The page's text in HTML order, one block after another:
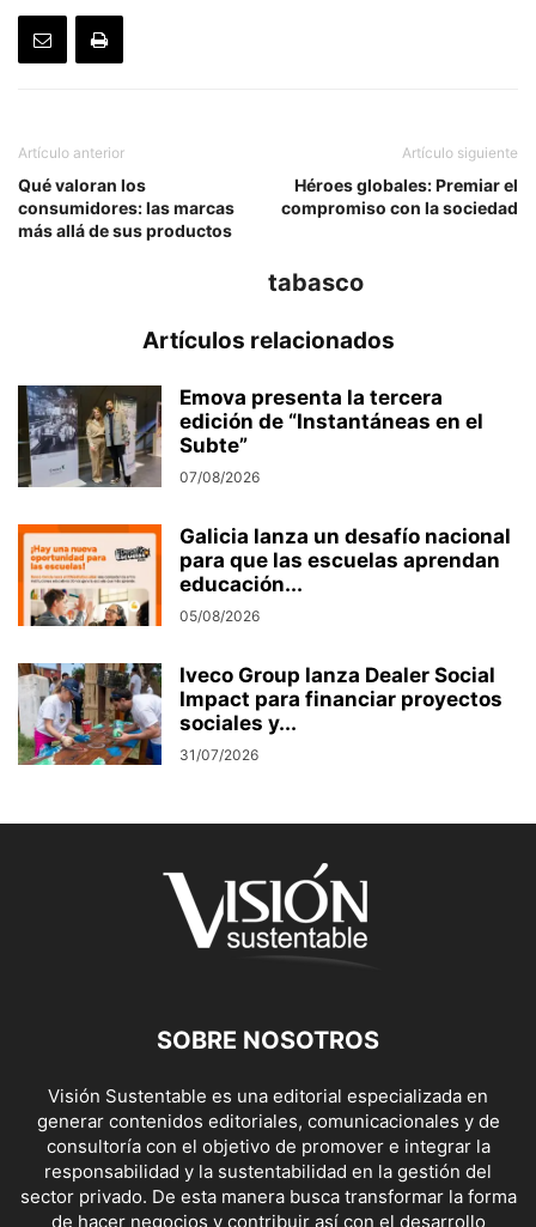
Artículo anterior
Qué valoran los
consumidores: las marcas
más allá de sus productos
Artículo siguiente
Héroes globales: Premiar el
compromiso con la sociedad
tabasco
Artículos relacionados
Emova presenta la tercera
edición de “Instantáneas en el
Subte”
07/08/2026
Galicia lanza un desafío nacional
para que las escuelas aprendan
educación...
05/08/2026
Iveco Group lanza Dealer Social
Impact para financiar proyectos
sociales y...
31/07/2026
SOBRE NOSOTROS
Visión Sustentable es una editorial especializada en
generar contenidos editoriales, comunicacionales y de
consultoría con el objetivo de promover e integrar la
responsabilidad y la sustentabilidad en la gestión del
sector privado. De esta manera busca transformar la forma
de hacer negocios y contribuir así con el desarrollo